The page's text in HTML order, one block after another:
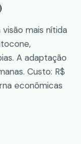
mais nítida
A adaptação
Custo: R$
econômicas